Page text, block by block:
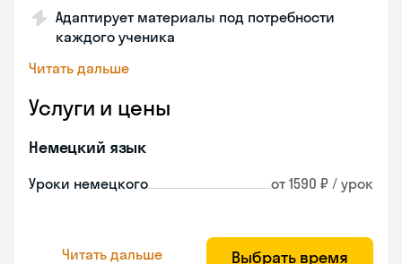
Адаптирует материалы под потребности
каждого ученика
Читать дальше
Услуги и цены
Немецкий язык
Уроки немецкого от 1590 ₽ / урок
Читать дальше Выбрать время